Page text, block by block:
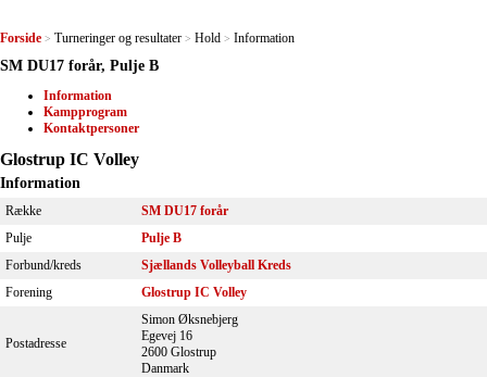
Forside > Turneringer og resultater > Hold > Information
SM DU17 forår, Pulje B
Information
Kampprogram
Kontaktpersoner
Glostrup IC Volley
Information
Række
SM DU17 forår
Pulje
Pulje B
Forbund/kreds
Sjællands Volleyball Kreds
Forening
Glostrup IC Volley
Postadresse
Simon Øksnebjerg
Egevej 16
2600 Glostrup
Danmark